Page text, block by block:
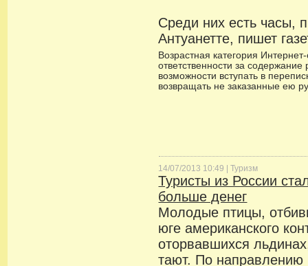
Среди них есть часы,
Антуанетте, пишет
Возрастная категория
ответственности за
возможности вступать в
возвращать не заказанные ею
14/07/2013 10:49 |Туризм
Туристы из России
больше денег
Молодые птицы,
юге американского
оторвавшихся
тают. По